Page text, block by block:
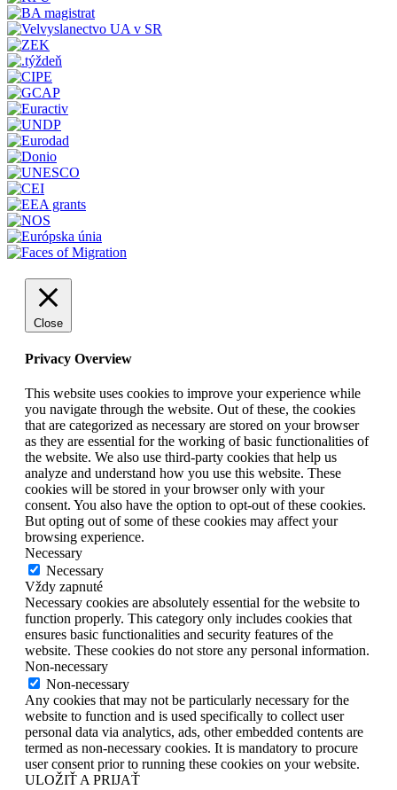
Close
Privacy Overview
This website uses cookies to improve your experience while
you navigate through the website. Out of these, the cookies
that are categorized as necessary are stored on your browser
as they are essential for the working of basic functionalities of
the website. We also use third-party cookies that help us
analyze and understand how you use this website. These
cookies will be stored in your browser only with your
consent. You also have the option to opt-out of these cookies.
But opting out of some of these cookies may affect your
browsing experience.
Necessary
Necessary
Vždy zapnuté
Necessary cookies are absolutely essential for the website to
function properly. This category only includes cookies that
ensures basic functionalities and security features of the
website. These cookies do not store any personal information.
Non-necessary
Non-necessary
Any cookies that may not be particularly necessary for the
website to function and is used specifically to collect user
personal data via analytics, ads, other embedded contents are
termed as non-necessary cookies. It is mandatory to procure
user consent prior to running these cookies on your website.
ULOŽIŤ A PRIJAŤ